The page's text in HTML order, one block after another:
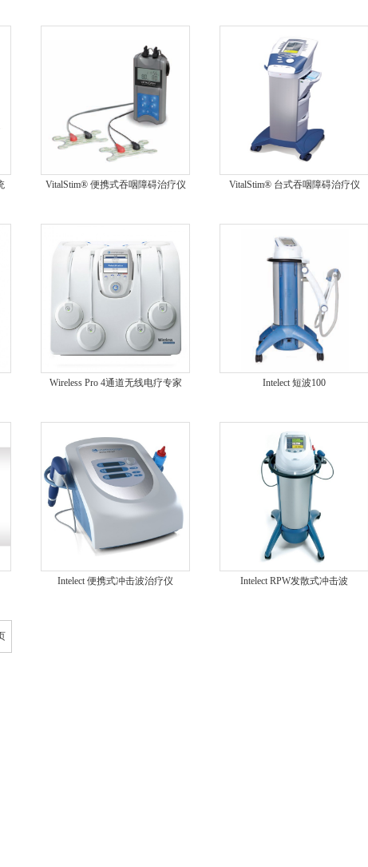
VitalStim® 便携式吞咽障碍治疗仪 VitalStim® 台式吞咽障碍治疗仪
Wireless Pro 4通道无线电疗专家 Intelect 短波100
Intelect 便携式冲击波治疗仪 Intelect RPW发散式冲击波